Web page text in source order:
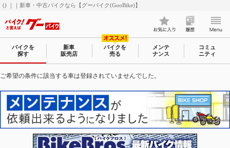
() ｜｜新車・中古バイクなら【グーバイク(GooBike)】
バイクを
探す
新車
販売店
バイクを
売る
メンテ
ナンス
コミュ
ニティ
ご希望の条件に該当する車は登録されていませんでした。